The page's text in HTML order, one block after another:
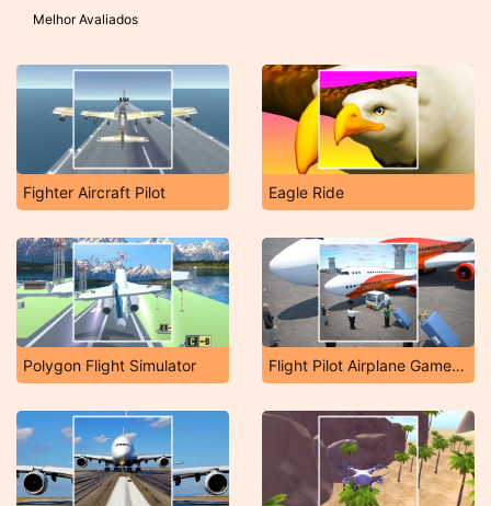
Melhor Avaliados
Fighter Aircraft Pilot Eagle Ride
Polygon Flight Simulator Flight Pilot Airplane Games 24